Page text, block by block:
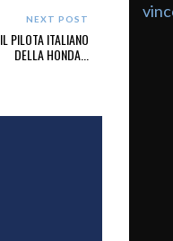
NEXT POST
PILOTA ITALIANO
DELLA HONDA...